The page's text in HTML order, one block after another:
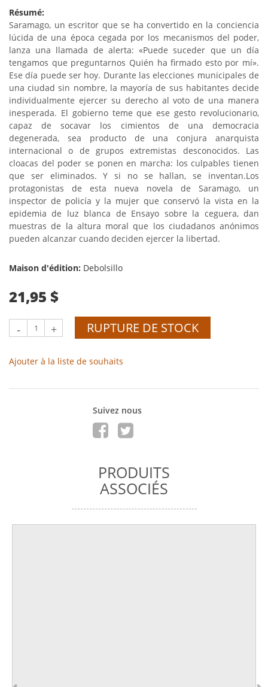
Résumé:
Saramago, un escritor que se ha convertido en la conciencia
lúcida de una época cegada por los mecanismos del poder,
lanza una llamada de alerta: «Puede suceder que un día
tengamos que preguntarnos Quién ha firmado esto por mí».
Ese día puede ser hoy. Durante las elecciones municipales de
una ciudad sin nombre, la mayoría de sus habitantes decide
individualmente ejercer su derecho al voto de una manera
inesperada. El gobierno teme que ese gesto revolucionario,
capaz de socavar los cimientos de una democracia
degenerada, sea producto de una conjura anarquista
internacional o de grupos extremistas desconocidos. Las
cloacas del poder se ponen en marcha: los culpables tienen
que ser eliminados. Y si no se hallan, se inventan.Los
protagonistas de esta nueva novela de Saramago, un
inspector de policía y la mujer que conservó la vista en la
epidemia de luz blanca de Ensayo sobre la ceguera, dan
muestras de la altura moral que los ciudadanos anónimos
pueden alcanzar cuando deciden ejercer la libertad.
Maison d'édition: Debolsillo
21,95 $
- + RUPTURE DE STOCK
Ajouter à la liste de souhaits
Suivez nous
PRODUITS
ASSOCIÉS